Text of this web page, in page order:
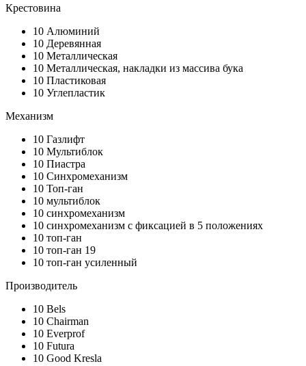
Крестовина
10 Алюминий
10 Деревянная
10 Металлическая
10 Металлическая, накладки из массива бука
10 Пластиковая
10 Углепластик
Механизм
10 Газлифт
10 Мультиблок
10 Пиастра
10 Синхромеханизм
10 Топ-ган
10 мультиблок
10 синхромеханизм
10 синхромеханизм с фиксацией в 5 положениях
10 топ-ган
10 топ-ган 19
10 топ-ган усиленный
Производитель
10 Bels
10 Chairman
10 Everprof
10 Futura
10 Good Kresla